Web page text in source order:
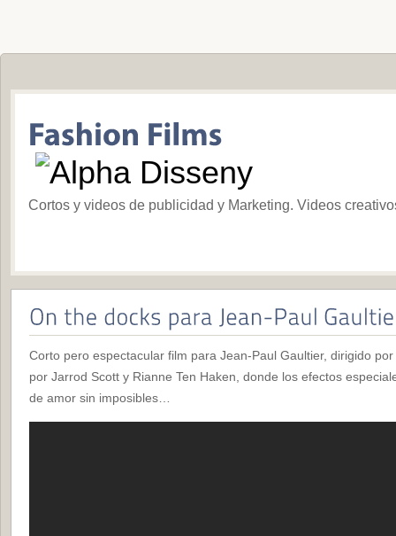
Cortos y videos de publicidad y Marketing. Videos
Corto pero espectacular film para Jean-Paul Gaultier, dirigido
por Jarrod Scott y Rianne Ten Haken, donde los efectos
de amor sin imposibles…